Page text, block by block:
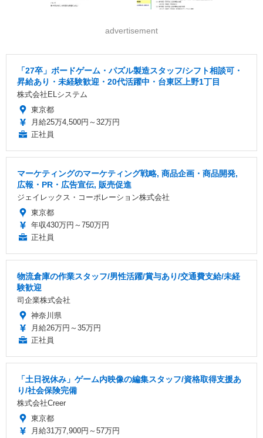
advertisement
「27卒」ボードゲーム・パズル製造スタッフ/シフト相談可・
昇給あり・未経験歓迎・20代活躍中・台東区上野1丁目
株式会社ELシステム
東京都
月給25万4,500円～32万円
正社員
マーケティングのマーケティング戦略, 商品企画・商品開発,
広報・PR・広告宣伝, 販売促進
ジェイレックス・コーポレーション株式会社
東京都
年収430万円～750万円
正社員
物流倉庫の作業スタッフ/男性活躍/賞与あり/交通費支給/未経
験歓迎
司企業株式会社
神奈川県
月給26万円～35万円
正社員
「土日祝休み」ゲーム内映像の編集スタッフ/資格取得支援あ
り/社会保険完備
株式会社Creer
東京都
月給31万7,900円～57万円